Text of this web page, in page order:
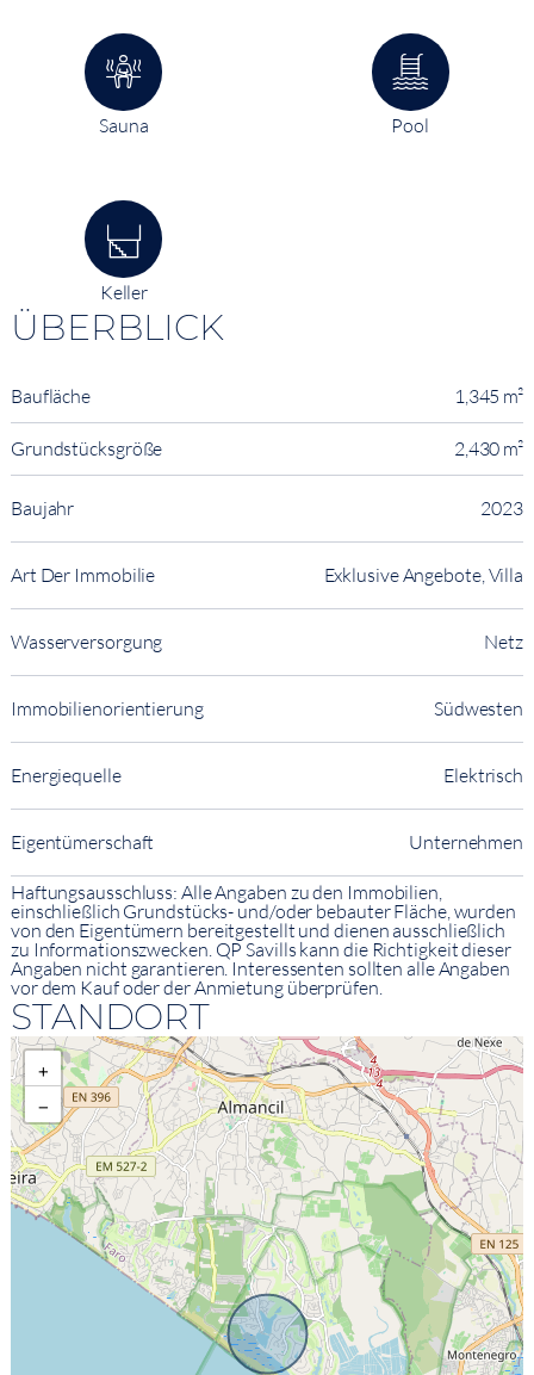
Sauna Pool
Keller
ÜBERBLICK
Baufläche 1,345 m²
Grundstücksgröße 2,430 m²
Baujahr 2023
Art Der Immobilie Exklusive Angebote, Villa
Wasserversorgung Netz
Immobilienorientierung Südwesten
Energiequelle Elektrisch
Eigentümerschaft Unternehmen
Haftungsausschluss: Alle Angaben zu den Immobilien,
einschließlich Grundstücks- und/oder bebauter Fläche, wurden
von den Eigentümern bereitgestellt und dienen ausschließlich
zu Informationszwecken. QP Savills kann die Richtigkeit dieser
Angaben nicht garantieren. Interessenten sollten alle Angaben
vor dem Kauf oder der Anmietung überprüfen.
STANDORT
+
−